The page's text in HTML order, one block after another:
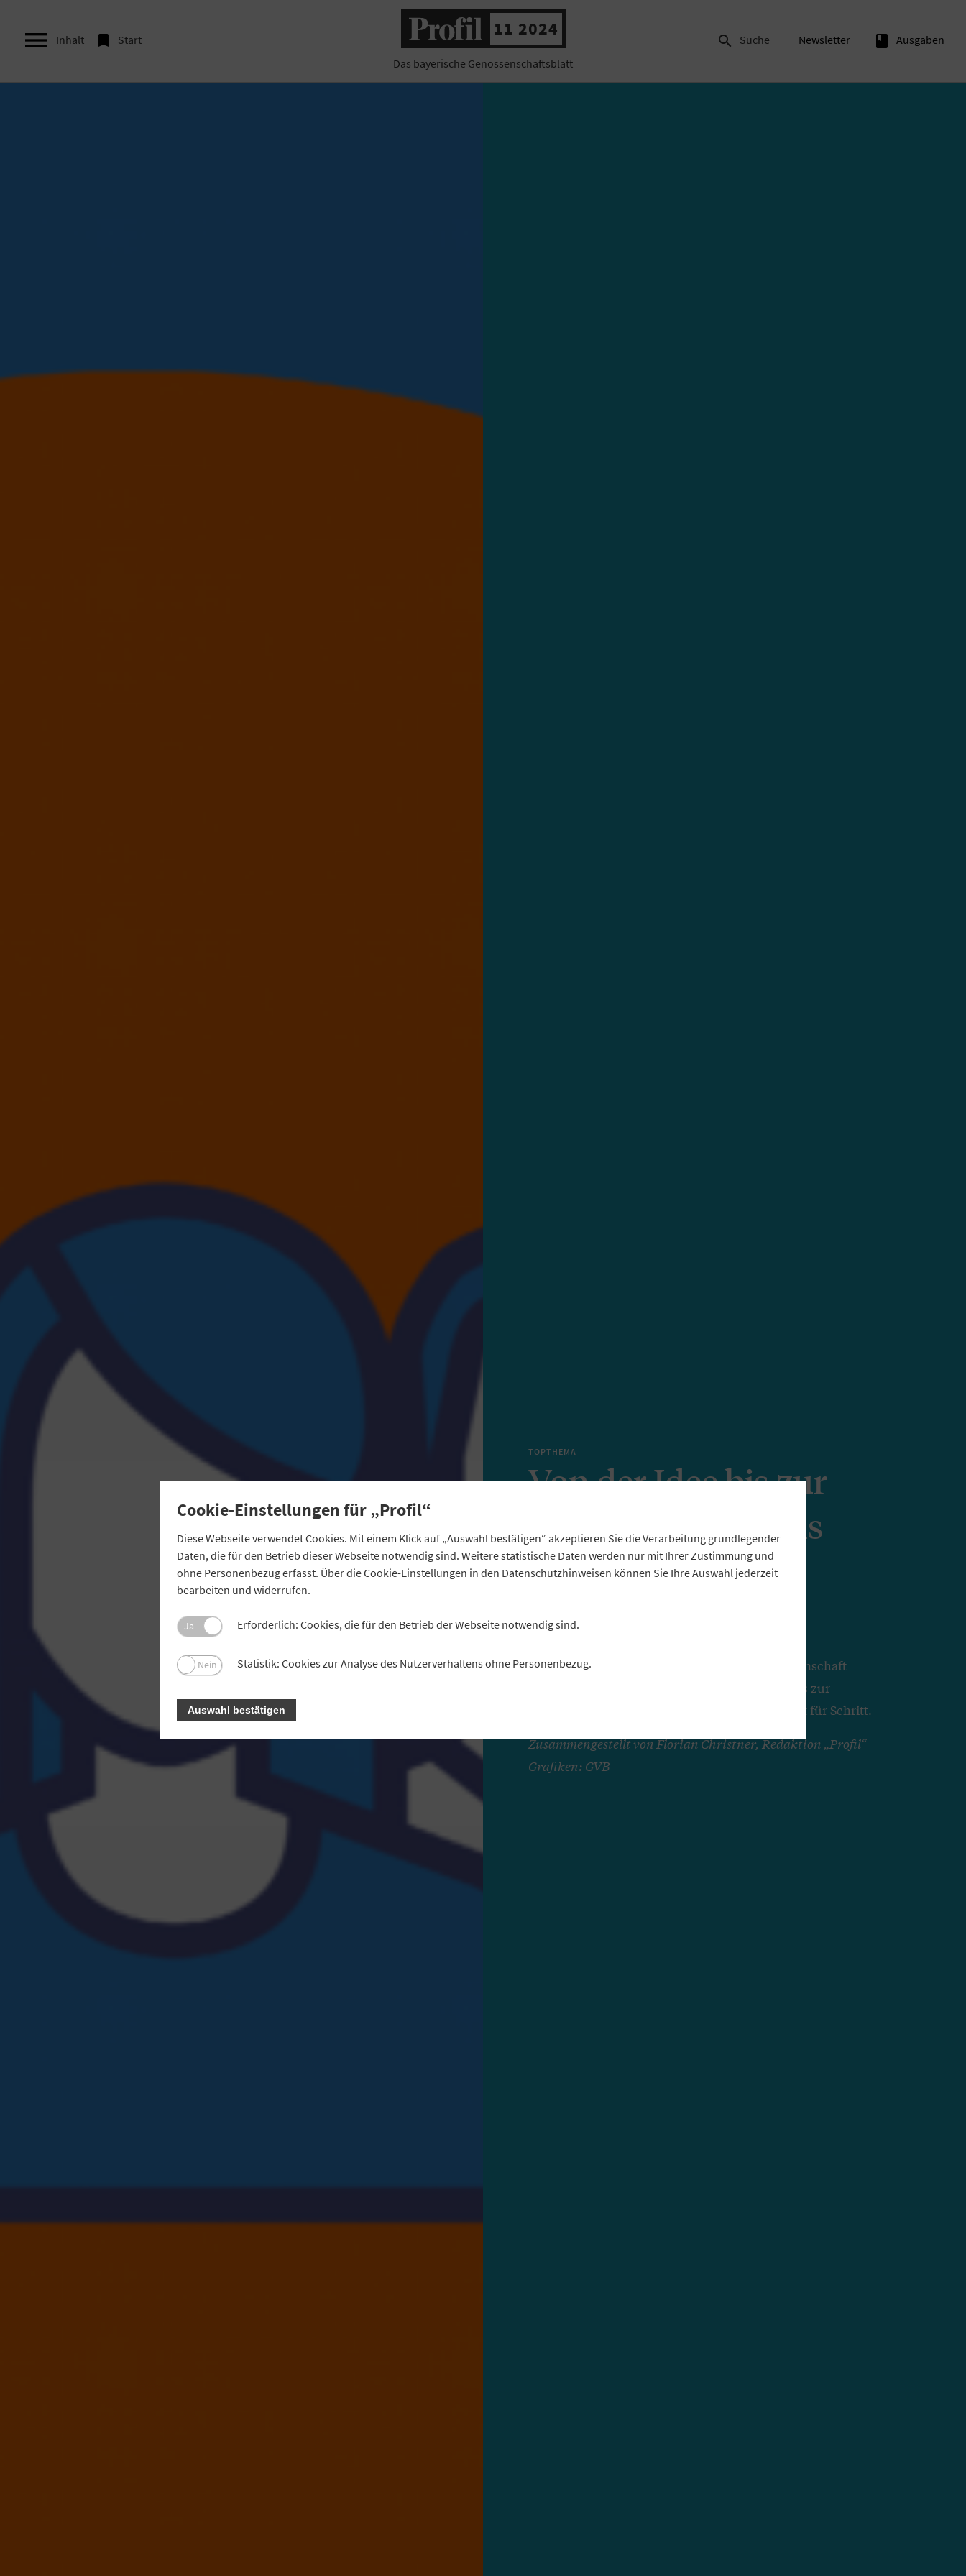
 Inhalt  Start
11 2024
Das bayerische Genossenschaftsblatt
 Suche Newsletter book Ausgaben
TOPTHEMA
Von der Idee bis zur
Gründung: In sechs
Schritten zur
Genossenschaft
Was muss man bei der Gründung einer Genossenschaft
beachten? „Profil“ zeigt den Weg von der Idee bis zur
Eintragung ins Genossenschaftsregister – Schritt für Schritt.
Zusammengestellt von Florian Christner, Redaktion „Profil“
Grafiken: GVB
Cookie-Einstellungen für „Profil“
Diese Webseite verwendet Cookies. Mit einem Klick auf „Auswahl bestätigen“ akzeptieren Sie die Verarbeitung grundlegender
Daten, die für den Betrieb dieser Webseite notwendig sind. Weitere statistische Daten werden nur mit Ihrer Zustimmung und
ohne Personenbezug erfasst. Über die Cookie-Einstellungen in den Datenschutzhinweisen können Sie Ihre Auswahl jederzeit
bearbeiten und widerrufen.
Ja Erforderlich: Cookies, die für den Betrieb der Webseite notwendig sind.
Nein Statistik: Cookies zur Analyse des Nutzerverhaltens ohne Personenbezug.
Auswahl bestätigen